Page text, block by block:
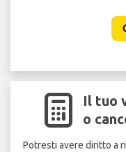
Il tuo
o
Potresti avere diritto a